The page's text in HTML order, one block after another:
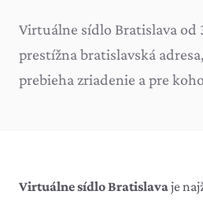
Virtuálne sídlo Bratislava od
prestížna bratislavská
prebieha zriadenie a pre
Virtuálne sídlo Bratislavaje